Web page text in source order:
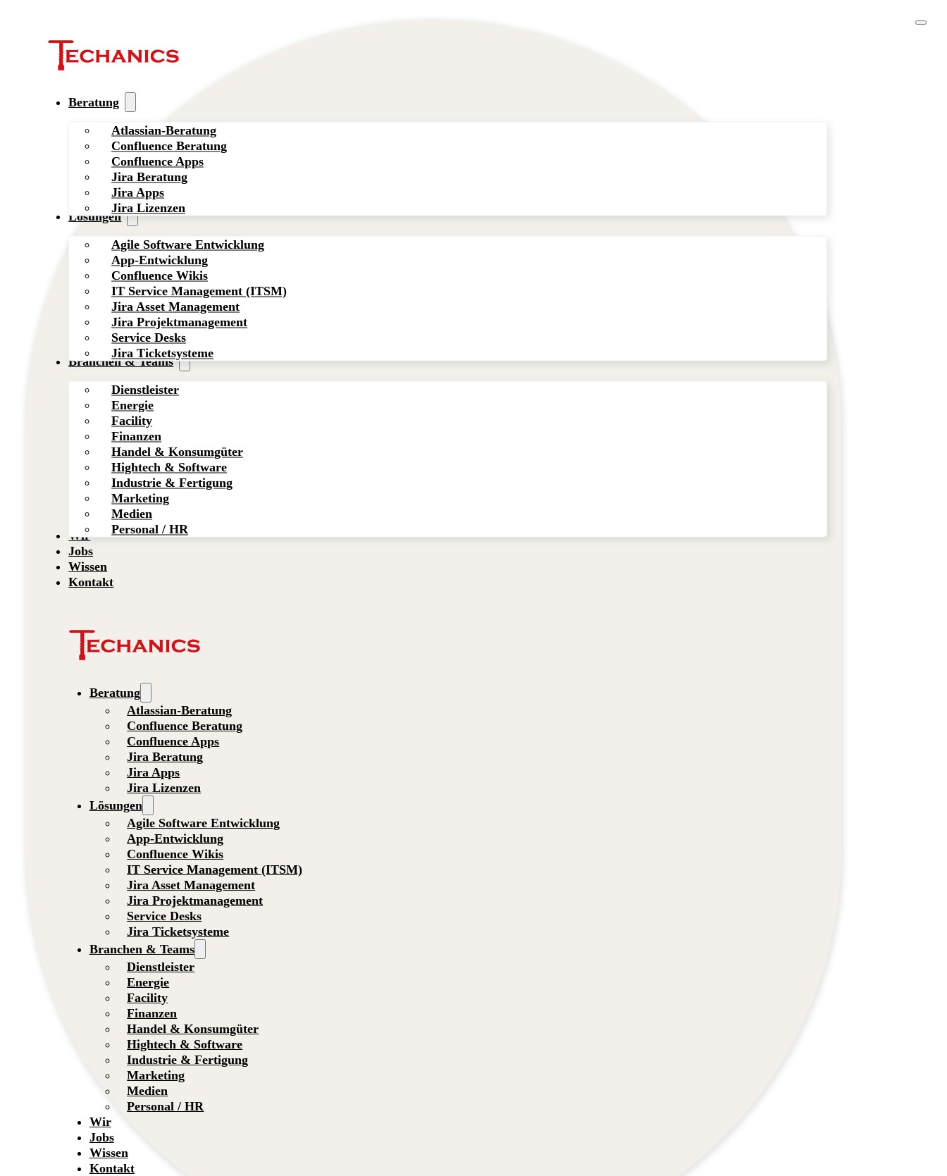
Beratung
Atlassian-Beratung
Confluence Beratung
Confluence Apps
Jira Beratung
Jira Apps
Jira Lizenzen
Lösungen
Agile Software Entwicklung
App-Entwicklung
Confluence Wikis
IT Service Management (ITSM)
Jira Asset Management
Jira Projektmanagement
Service Desks
Jira Ticketsysteme
Branchen & Teams
Dienstleister
Energie
Facility
Finanzen
Handel & Konsumgüter
Hightech & Software
Industrie & Fertigung
Marketing
Medien
Personal / HR
Wir
Jobs
Wissen
Kontakt
Beratung
Atlassian-Beratung
Confluence Beratung
Confluence Apps
Jira Beratung
Jira Apps
Jira Lizenzen
Lösungen
Agile Software Entwicklung
App-Entwicklung
Confluence Wikis
IT Service Management (ITSM)
Jira Asset Management
Jira Projektmanagement
Service Desks
Jira Ticketsysteme
Branchen & Teams
Dienstleister
Energie
Facility
Finanzen
Handel & Konsumgüter
Hightech & Software
Industrie & Fertigung
Marketing
Medien
Personal / HR
Wir
Jobs
Wissen
Kontakt